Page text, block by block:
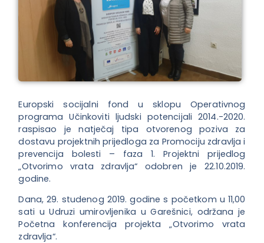
Europski socijalni fond u sklopu Operativnog
programa Učinkoviti ljudski potencijali 2014.-2020.
raspisao je natječaj tipa otvorenog poziva za
dostavu projektnih prijedloga za Promociju zdravlja i
prevencija bolesti – faza 1. Projektni prijedlog
„Otvorimo vrata zdravlja“ odobren je 22.10.2019.
godine.
Dana, 29. studenog 2019. godine s početkom u 11,00
sati u Udruzi umirovljenika u Garešnici, održana je
Početna konferencija projekta „Otvorimo vrata
zdravlja“.